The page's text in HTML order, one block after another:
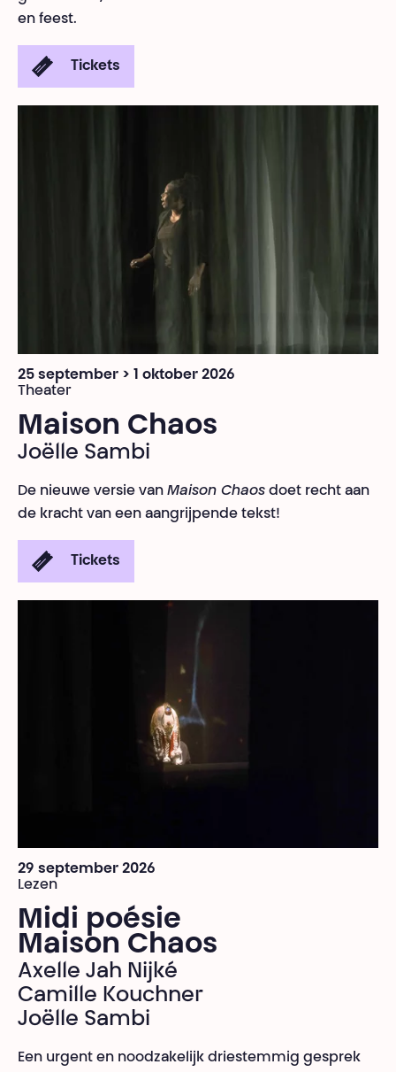
en feest.
Tickets
25 september > 1 oktober 2026
Theater
Maison Chaos
Joëlle Sambi
De nieuwe versie van Maison Chaos doet recht aan
de kracht van een aangrijpende tekst!
Tickets
29 september 2026
Lezen
Midi poésie
Maison Chaos
Axelle Jah Nijké
Camille Kouchner
Joëlle Sambi
Een urgent en noodzakelijk driestemmig gesprek